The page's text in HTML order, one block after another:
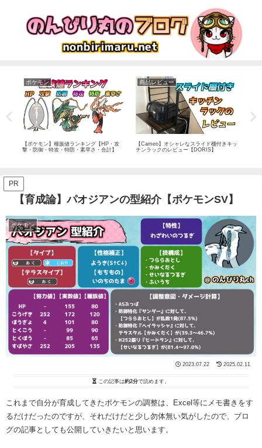
ポケモン
【ポケモン】種族値ランキング【HP・攻
撃・防御・特攻・特防・素早さ・合計】
商品レビュー
【Cameo】オシャレなスライド棚付きキッ
チンラックのレビュー【DORIS】
PR
【育成論】パオジアンの型紹介【ポケモンSV】
ポケモン
2023.07.22 2025.02.11
この記事は約2分で読めます。
これまで自分が育成してきたポケモンの調整は、Excel等にメモ書きをす
るだけだったのですが、それだけだと少し勿体無い気がしたので、ブロ
グの記事としても公開していきたいと思います。